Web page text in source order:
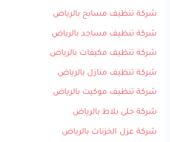
شركة تنظيف مسابح بالرياض
شركة تنظيف مساجد بالرياض
شركة تنظيف مكيفات بالرياض
شركة تنظيف منازل بالرياض
شركة تنظيف موكيت بالرياض
شركة جلى بلاط بالرياض
شركة عزل الخزنات بالرياض